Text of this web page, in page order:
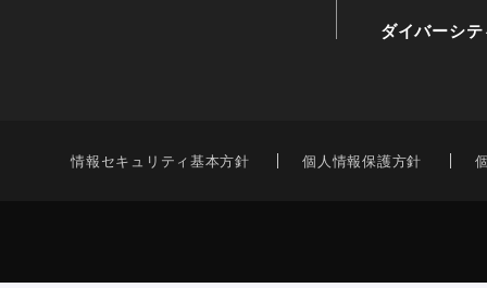
ダイバーシ
情報セキュリティ基本方針 個人情報保護方針